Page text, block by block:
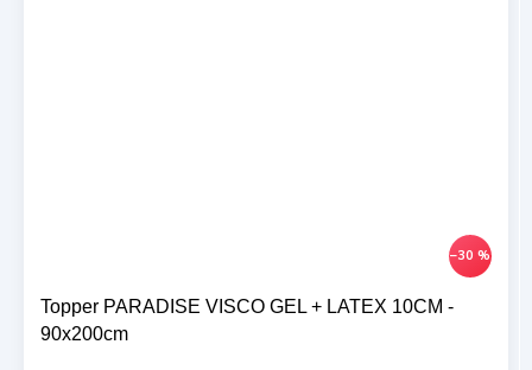
–30 %
Topper PARADISE VISCO GEL + LATEX 10CM -
90x200cm